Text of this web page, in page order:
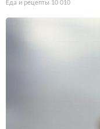
Еда и рецепты 10 010